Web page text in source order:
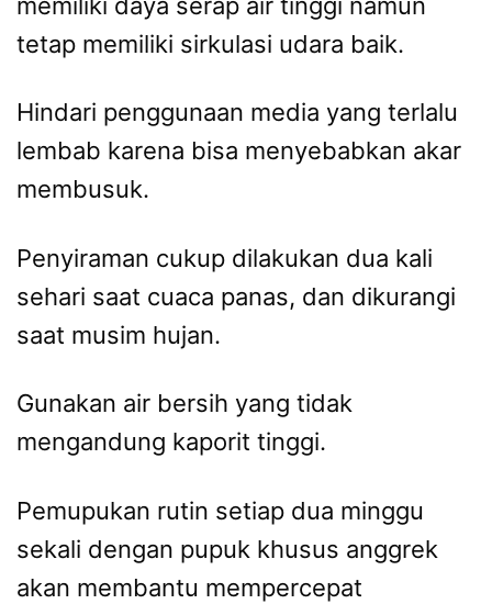
tetap memiliki sirkulasi udara baik.
Hindari penggunaan media yang terlalu
lembab karena bisa menyebabkan akar
membusuk.
Penyiraman cukup dilakukan dua kali
sehari saat cuaca panas, dan dikurangi
saat musim hujan.
Gunakan air bersih yang tidak
mengandung kaporit tinggi.
Pemupukan rutin setiap dua minggu
sekali dengan pupuk khusus anggrek
akan membantu mempercepat